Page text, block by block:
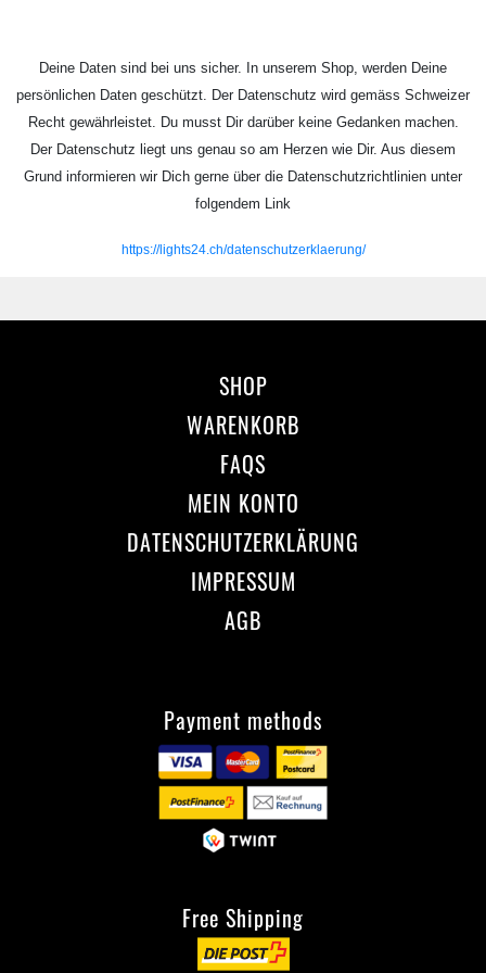
Deine Daten sind bei uns sicher. In unserem Shop, werden Deine
persönlichen Daten geschützt. Der Datenschutz wird gemäss Schweizer
Recht gewährleistet. Du musst Dir darüber keine Gedanken machen.
Der Datenschutz liegt uns genau so am Herzen wie Dir. Aus diesem
Grund informieren wir Dich gerne über die Datenschutzrichtlinien unter
folgendem Link
https://lights24.ch/datenschutzerklaerung/
SHOP
WARENKORB
FAQS
MEIN KONTO
DATENSCHUTZERKLÄRUNG
IMPRESSUM
AGB
Payment methods
Free Shipping